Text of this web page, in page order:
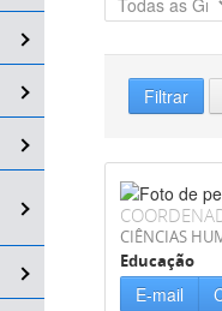
Filtrar
CIÊNCIAS
Educação
E-mail